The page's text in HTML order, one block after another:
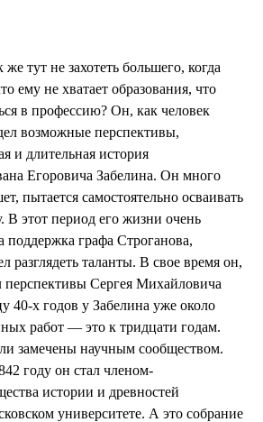
тут не захотеть большего, когда
ему не хватает образования, что
в профессию? Он, как человек
возможные перспективы,
и длительная история
Егоровича Забелина. Он много
пытается самостоятельно осваивать
В этот период его жизни очень
поддержка графа Строганова,
разглядеть таланты. В свое время он,
перспективы Сергея Михайловича
40-х годов у Забелина уже около
работ — это к тридцати годам.
замечены научным сообществом.
году он стал членом-
истории и древностей
университете. А это собрание